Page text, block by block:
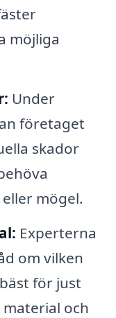
möjliga
Under
företaget
skador
mögel.
Experterna
om vilken
för just
och